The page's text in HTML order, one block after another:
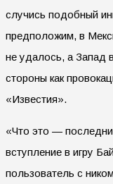
случись подобный
предположим, в
не удалось, а Запад
стороны как
«Известия».
«Что это —
вступление в игру
пользователь с